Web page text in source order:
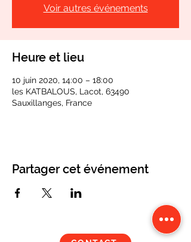
Voir autres événements
Heure et lieu
10 juin 2020, 14:00 – 18:00
les KATBALOUS, Lacot, 63490
Sauxillanges, France
Partager cet événement